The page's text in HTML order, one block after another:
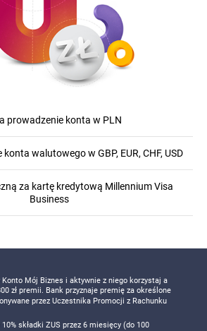
prowadzenie konta w PLN
walutowego w GBP, EUR, CHF, USD
za kartę kredytową Millennium Visa
Business
Mój Biznes i aktywnie z niego korzystaj a
zł premii. Bank przyznaje premię za określone
przez Uczestnika Promocji z Rachunku
składki ZUS przez 6 miesięcy (do 100